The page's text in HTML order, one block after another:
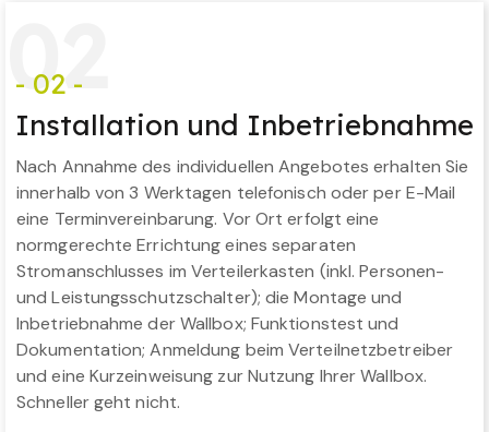
02
- 02 -
Installation und Inbetriebnahme
Nach Annahme des individuellen Angebotes erhalten Sie
innerhalb von 3 Werktagen telefonisch oder per E-Mail
eine Terminvereinbarung. Vor Ort erfolgt eine
normgerechte Errichtung eines separaten
Stromanschlusses im Verteilerkasten (inkl. Personen-
und Leistungsschutzschalter); die Montage und
Inbetriebnahme der Wallbox; Funktionstest und
Dokumentation; Anmeldung beim Verteilnetzbetreiber
und eine Kurzeinweisung zur Nutzung Ihrer Wallbox.
Schneller geht nicht.